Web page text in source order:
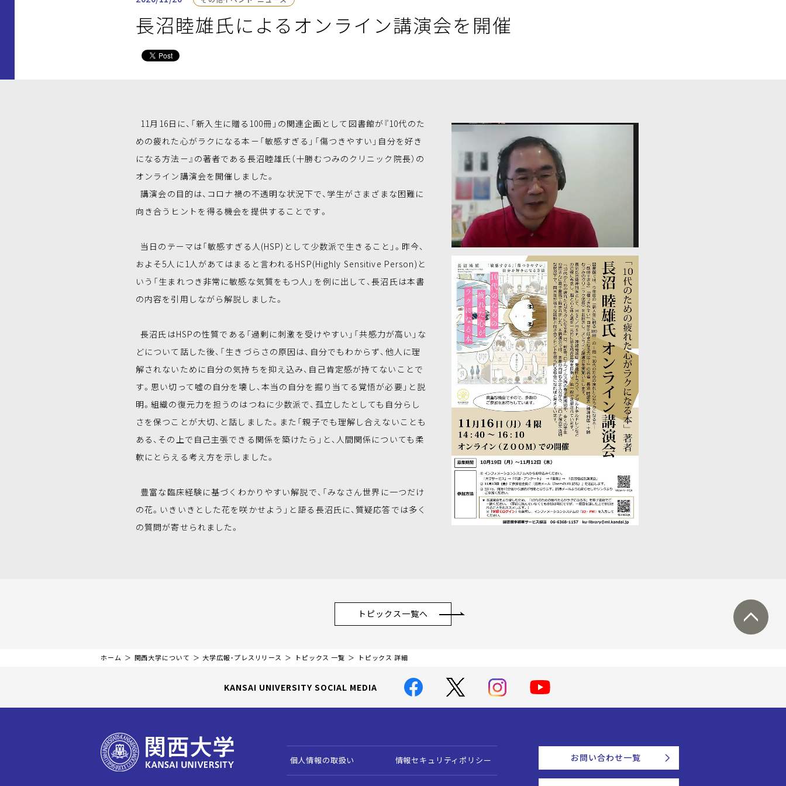
長沼睦雄氏によるオンライン講演会を開催
11月16日に、「新入生に贈る100冊」の関連企画として図書館が『10代のた
めの疲れた心がラクになる本－「敏感すぎる」「傷つきやすい」自分を好き
になる方法－』の著者である長沼睦雄氏（十勝むつみのクリニック院長）の
オンライン講演会を開催しました。
講演会の目的は、コロナ禍の不透明な状況下で、学生がさまざまな困難に
向き合うヒントを得る機会を提供することです。
当日のテーマは「敏感すぎる人(HSP)として少数派で生きること」。昨今、
およそ5人に1人があてはまると言われるHSP(Highly Sensitive Person)と
いう「生まれつき非常に敏感な気質をもつ人」を例に出して、長沼氏は本書
の内容を引用しながら解説しました。
長沼氏はHSPの性質である「過剰に刺激を受けやすい」「共感力が高い」な
どについて話した後、「生きづらさの原因は、自分でもわからず、他人に理
解されないために自分の気持ちを抑え込み、自己肯定感が持てないことで
す。思い切って嘘の自分を壊し、本当の自分を掘り当てる覚悟が必要」と説
明。組織の復元力を担うのはつねに少数派で、孤立したとしても自分らし
さを保つことが大切、と話しました。また「親子でも理解し合えないことも
ある、その上で自己主張できる関係を築けたら」と、人間関係についても柔
軟にとらえる考え方を示しました。
豊富な臨床経験に基づくわかりやすい解説で、「みなさん世界に一つだけ
の花。いきいきとした花を咲かせよう」と語る長沼氏に、質疑応答では多く
の質問が寄せられました。
トピックス一覧へ
ホーム 関西大学について 大学広報・プレスリリース トピックス 一覧 トピックス 詳細
KANSAI UNIVERSITY SOCIAL MEDIA
個人情報の取扱い 情報セキュリティポリシー お問い合わせ一覧